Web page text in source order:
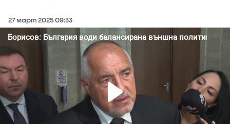
27 март 2025 09:33